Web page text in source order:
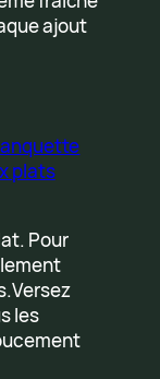
ajout
plats
Pour
les